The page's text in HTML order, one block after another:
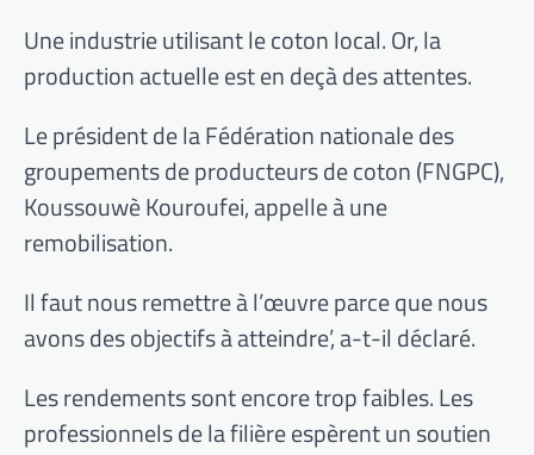
Une industrie utilisant le coton local. Or, la
production actuelle est en deçà des attentes.
Le président de la Fédération nationale des
groupements de producteurs de coton (FNGPC),
Koussouwè Kouroufei, appelle à une
remobilisation.
Il faut nous remettre à l’œuvre parce que nous
avons des objectifs à atteindre’, a-t-il déclaré.
Les rendements sont encore trop faibles. Les
professionnels de la filière espèrent un soutien